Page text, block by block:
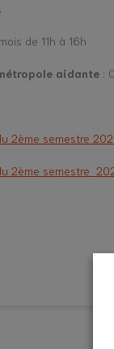
de 11h à 16h
aidante :
2ème semestre
2ème semestre